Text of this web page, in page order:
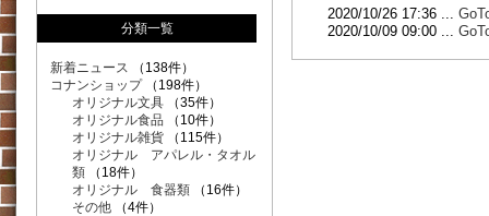
2020/10/26 17:36 ...
2020/10/09 09:00 ...
分類一覧
新着ニュース （138件）
コナンショップ（198件）
オリジナル文具 （35件）
オリジナル食品 （10件）
オリジナル雑貨 （115件）
オリジナル アパレル・タオル
類 （18件）
オリジナル 食器類 （16件）
その他 （4件）